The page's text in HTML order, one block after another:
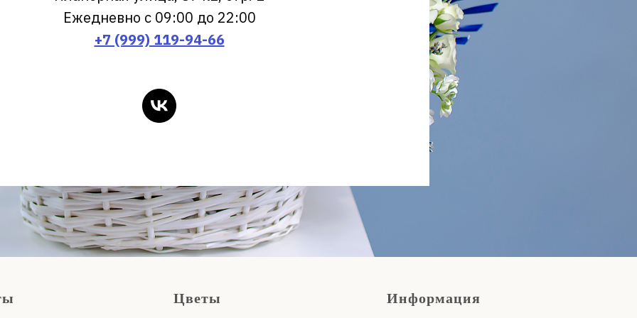
Ежедневно с 09:00 до 22:00
+7 (999) 119-94-66
Цветы Информация